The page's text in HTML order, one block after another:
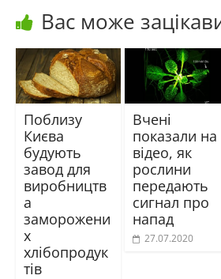
Вас може
Поблизу
Києва
будують
завод для
виробництв
а
заморожени
х
хлібопродук
тів
Вчені
показали на
відео, як
рослини
передають
сигнал про
напад
27.07.2020